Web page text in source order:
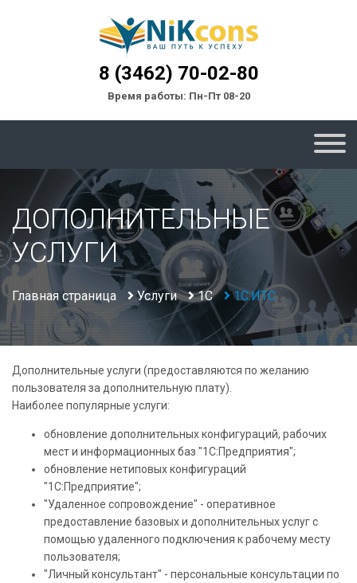
8 (3462) 70-02-80
Время работы: Пн-Пт 08-20
ДОПОЛНИТЕЛЬНЫЕ
УСЛУГИ
Главная страница Услуги 1С 1С:ИТС
Дополнительные услуги (предоставляются по желанию
пользователя за дополнительную плату).
Наиболее популярные услуги:
обновление дополнительных конфигураций, рабочих
мест и информационных баз "1С:Предприятия";
обновление нетиповых конфигураций
"1С:Предприятие";
"Удаленное сопровождение" - оперативное
предоставление базовых и дополнительных услуг с
помощью удаленного подключения к рабочему месту
пользователя;
"Личный консультант" - персональные консультации по